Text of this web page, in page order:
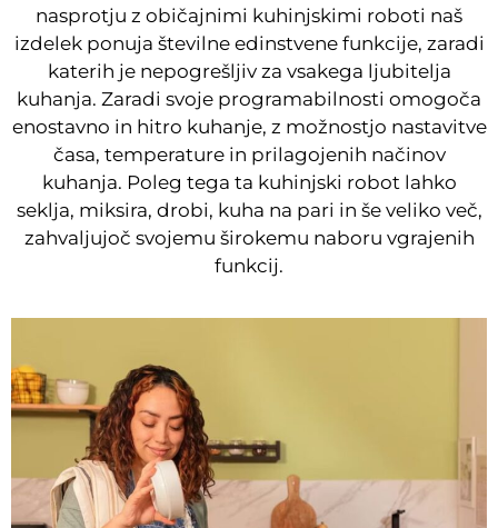
nasprotju z običajnimi kuhinjskimi roboti naš
izdelek ponuja številne edinstvene funkcije, zaradi
katerih je nepogrešljiv za vsakega ljubitelja
kuhanja. Zaradi svoje programabilnosti omogoča
enostavno in hitro kuhanje, z možnostjo nastavitve
časa, temperature in prilagojenih načinov
kuhanja. Poleg tega ta kuhinjski robot lahko
seklja, miksira, drobi, kuha na pari in še veliko več,
zahvaljujoč svojemu širokemu naboru vgrajenih
funkcij.